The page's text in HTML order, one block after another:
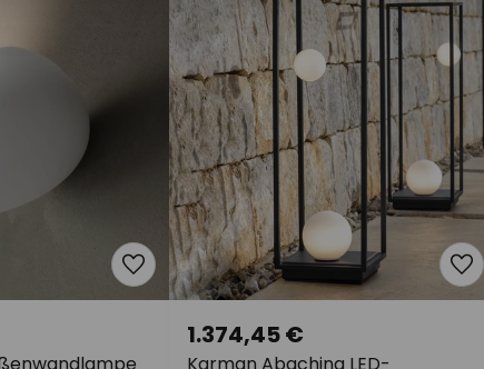
Karman Abachina LED-
1.374,45 €